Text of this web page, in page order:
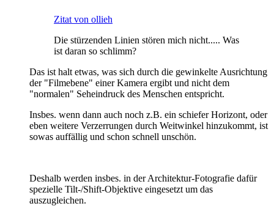
Zitat von ollieh
Die stürzenden Linien stören mich nicht..... Was
ist daran so schlimm?
Das ist halt etwas, was sich durch die gewinkelte Ausrichtung
der "Filmebene" einer Kamera ergibt und nicht dem
"normalen" Seheindruck des Menschen entspricht.
Insbes. wenn dann auch noch z.B. ein schiefer Horizont, oder
eben weitere Verzerrungen durch Weitwinkel hinzukommt, ist
sowas auffällig und schon schnell unschön.
Deshalb werden insbes. in der Architektur-Fotografie dafür
spezielle Tilt-/Shift-Objektive eingesetzt um das
auszugleichen.